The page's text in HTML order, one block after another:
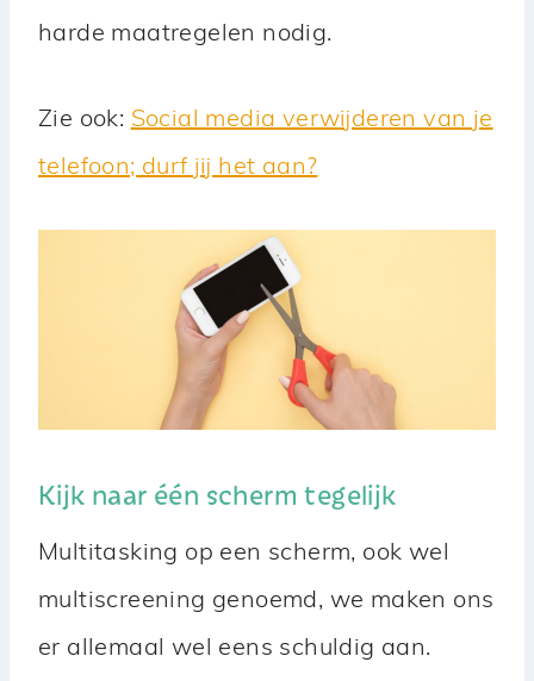
harde maatregelen nodig.
Zie ook: Social media verwijderen van je
telefoon; durf jij het aan?
Kijk naar één scherm tegelijk
Multitasking op een scherm, ook wel
multiscreening genoemd, we maken ons
er allemaal wel eens schuldig aan.